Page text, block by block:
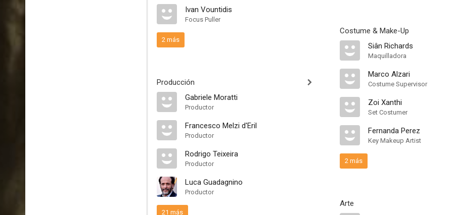
Ivan Vountidis
Focus Puller
2 más
Producción
Gabriele Moratti
Productor
Francesco Melzi d'Eril
Productor
Rodrigo Teixeira
Productor
Luca Guadagnino
Productor
21 más
Costume & Make-Up
Siân Richards
Maquilladora
Marco Alzari
Costume Supervisor
Zoi Xanthi
Set Costumer
Fernanda Perez
Key Makeup Artist
2 más
Arte